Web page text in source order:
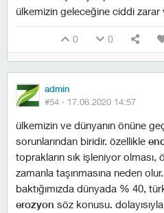
ülkemizin geleceğine ciddi zarar
0 0
admin
#54 · 17.06.2020 14:57
ülkemizin ve dünyanın önüne
sorunlarından biridir. özellikle
toprakların sık işleniyor olması,
zamanla taşınmasına neden
baktığımızda dünyada % 40,
erozyon söz konusu. dolayısıyla